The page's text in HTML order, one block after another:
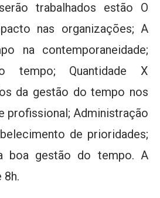
trabalhados estão O
nas organizações; A
na contemporaneidade;
tempo; Quantidade X
da gestão do tempo nos
profissional; Administração
de prioridades;
boa gestão do tempo. A
8h.